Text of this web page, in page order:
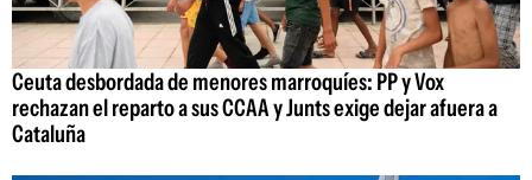
Ceuta desbordada de menores marroquíes: PP y Vox
rechazan el reparto a sus CCAA y Junts exige dejar afuera a
Cataluña